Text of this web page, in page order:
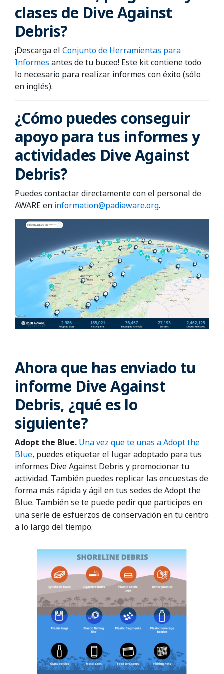
clases de Dive Against
Debris?
¡Descarga el Conjunto de Herramientas para
Informes antes de tu buceo! Este kit contiene todo
lo necesario para realizar informes con éxito (sólo
en inglés).
¿Cómo puedes conseguir
apoyo para tus informes y
actividades Dive Against
Debris?
Puedes contactar directamente con el personal de
AWARE en information@padiaware.org.
Ahora que has enviado tu
informe Dive Against
Debris, ¿qué es lo
siguiente?
Adopt the Blue. Una vez que te unas a Adopt the
Blue, puedes etiquetar el lugar adoptado para tus
informes Dive Against Debris y promocionar tu
actividad. También puedes replicar las encuestas de
forma más rápida y ágil en tus sedes de Adopt the
Blue. También se te puede pedir que participes en
una serie de esfuerzos de conservación en tu centro
a lo largo del tiempo.